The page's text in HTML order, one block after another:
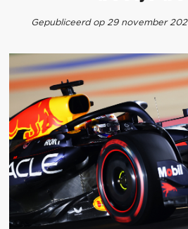
Gepubliceerd op 29 november